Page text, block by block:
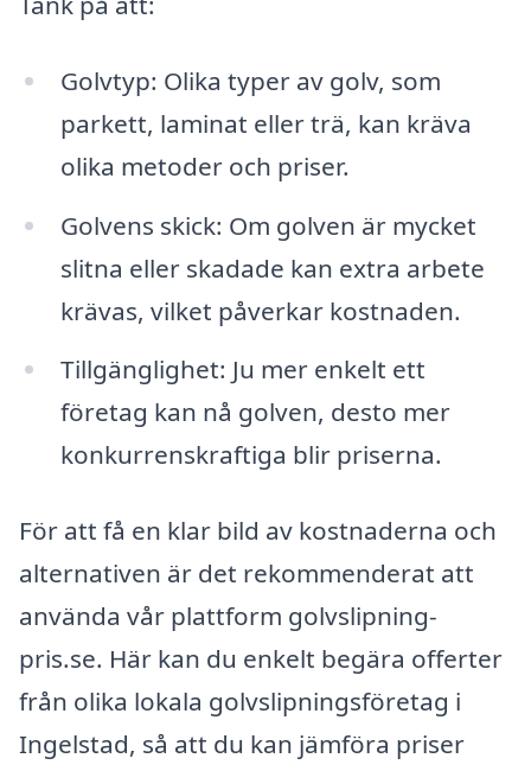
Golvtyp: Olika typer av golv, som
parkett, laminat eller trä, kan kräva
olika metoder och priser.
Golvens skick: Om golven är mycket
slitna eller skadade kan extra arbete
krävas, vilket påverkar kostnaden.
Tillgänglighet: Ju mer enkelt ett
företag kan nå golven, desto mer
konkurrenskraftiga blir priserna.
För att få en klar bild av kostnaderna och
alternativen är det rekommenderat att
använda vår plattform golvslipning-
pris.se. Här kan du enkelt begära offerter
från olika lokala golvslipningsföretag i
Ingelstad, så att du kan jämföra priser